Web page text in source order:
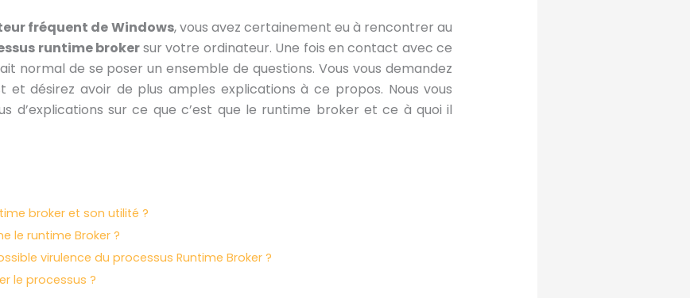
fréquent de Windows, vous avez certainement eu à rencontrer au
runtime brokersur votre ordinateur. Une fois en contact avec ce
normal de se poser un ensemble de questions. Vous vous demandez
et désirez avoir de plus amples explications à ce propos. Nous vous
d’explications sur ce que c’est que le runtime broker et ce à quoi il
broker et son utilité ?
le runtime Broker ?
virulence du processus Runtime Broker ?
le processus ?